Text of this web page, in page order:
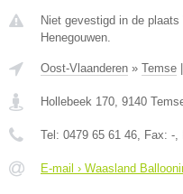
Niet gevestigd in de
Henegouwen.
Oost-Vlaanderen » Temse
Hollebeek 170, 9140
Tel: 0479 65 61 46, Fax: -,
E-mail › Waasland